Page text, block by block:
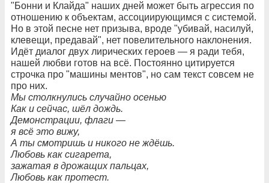
"Бонни и Клайда" наших дней может быть агрессия по
отношению к объектам, ассоциирующимся с системой.
Но в этой песне нет призыва, вроде "убивай, насилуй,
клевещи, предавай", нет повелительного наклонения.
Идёт диалог двух лирических героев — я ради тебя,
нашей любви готов на всё. Постоянно цитируется
строчка про "машины ментов", но сам текст совсем не
про них.
Мы столкнулись случайно осенью
Как и сейчас, шёл дождь.
Демонстрации, флаги —
я всё это вижу,
А ты смотришь и никого не ждёшь.
Любовь как сигарета,
зажатая в дрожащих пальцах,
Любовь как протест.